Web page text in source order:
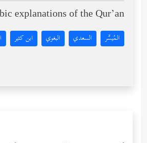
explanations of the Qur’an:
المُيسَّر السعدي البغوي ابن كثير